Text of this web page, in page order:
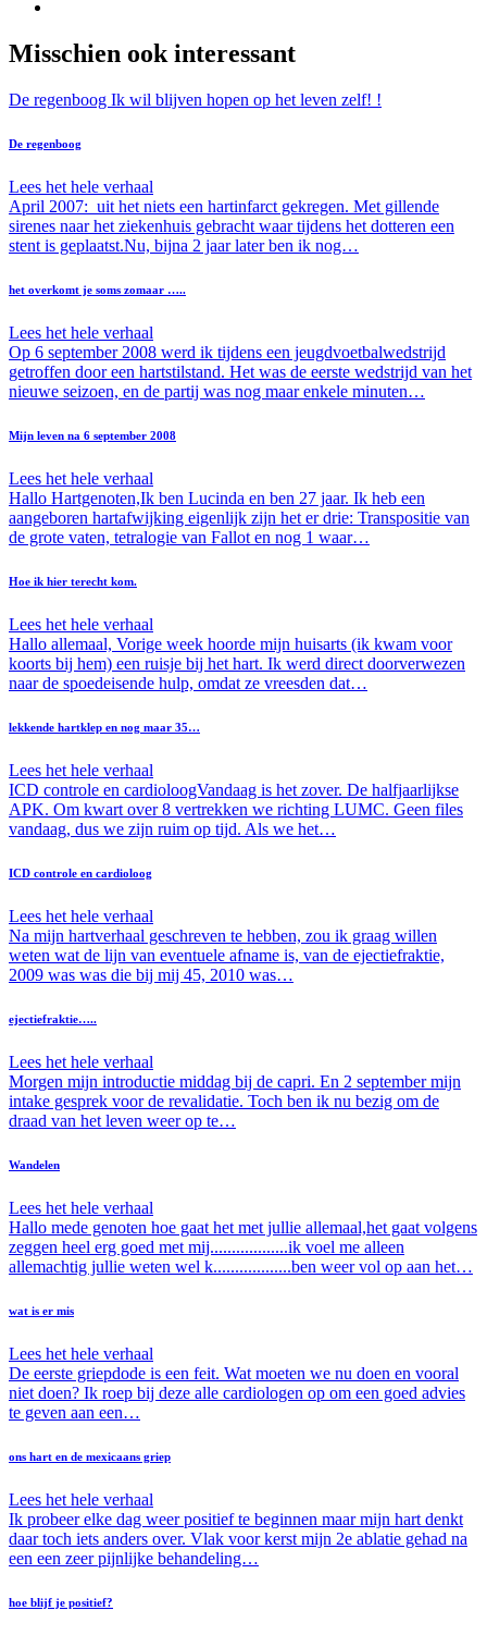
Misschien ook interessant
De regenboog Ik wil blijven hopen op het leven zelf! !
De regenboog
Lees het hele verhaal
April 2007: uit het niets een hartinfarct gekregen. Met gillende
sirenes naar het ziekenhuis gebracht waar tijdens het dotteren een
stent is geplaatst.Nu, bijna 2 jaar later ben ik nog…
het overkomt je soms zomaar …..
Lees het hele verhaal
Op 6 september 2008 werd ik tijdens een jeugdvoetbalwedstrijd
getroffen door een hartstilstand. Het was de eerste wedstrijd van het
nieuwe seizoen, en de partij was nog maar enkele minuten…
Mijn leven na 6 september 2008
Lees het hele verhaal
Hallo Hartgenoten,Ik ben Lucinda en ben 27 jaar. Ik heb een
aangeboren hartafwijking eigenlijk zijn het er drie: Transpositie van
de grote vaten, tetralogie van Fallot en nog 1 waar…
Hoe ik hier terecht kom.
Lees het hele verhaal
Hallo allemaal, Vorige week hoorde mijn huisarts (ik kwam voor
koorts bij hem) een ruisje bij het hart. Ik werd direct doorverwezen
naar de spoedeisende hulp, omdat ze vreesden dat…
lekkende hartklep en nog maar 35…
Lees het hele verhaal
ICD controle en cardioloogVandaag is het zover. De halfjaarlijkse
APK. Om kwart over 8 vertrekken we richting LUMC. Geen files
vandaag, dus we zijn ruim op tijd. Als we het…
ICD controle en cardioloog
Lees het hele verhaal
Na mijn hartverhaal geschreven te hebben, zou ik graag willen
weten wat de lijn van eventuele afname is, van de ejectiefraktie,
2009 was was die bij mij 45, 2010 was…
ejectiefraktie…..
Lees het hele verhaal
Morgen mijn introductie middag bij de capri. En 2 september mijn
intake gesprek voor de revalidatie. Toch ben ik nu bezig om de
draad van het leven weer op te…
Wandelen
Lees het hele verhaal
Hallo mede genoten hoe gaat het met jullie allemaal,het gaat volgens
zeggen heel erg goed met mij..................ik voel me alleen
allemachtig jullie weten wel k..................ben weer vol op aan het…
wat is er mis
Lees het hele verhaal
De eerste griepdode is een feit. Wat moeten we nu doen en vooral
niet doen? Ik roep bij deze alle cardiologen op om een goed advies
te geven aan een…
ons hart en de mexicaans griep
Lees het hele verhaal
Ik probeer elke dag weer positief te beginnen maar mijn hart denkt
daar toch iets anders over. Vlak voor kerst mijn 2e ablatie gehad na
een een zeer pijnlijke behandeling…
hoe blijf je positief?